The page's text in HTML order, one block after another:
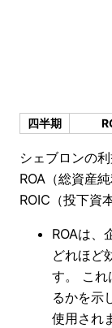
四半期
シェブロンの
ROA（総資産
ROIC（投下資
ROAは、
どれほど
す。 これ
るかを示
使用され